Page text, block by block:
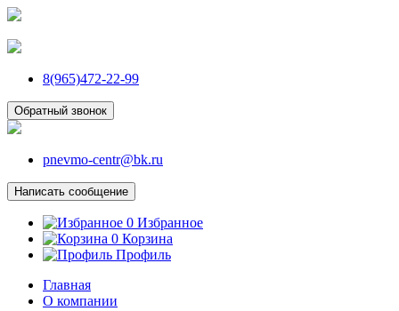
8(965)472-22-99
Обратный звонок
pnevmo-centr@bk.ru
Написать сообщение
0 Избранное
0 Корзина
Профиль
Главная
О компании